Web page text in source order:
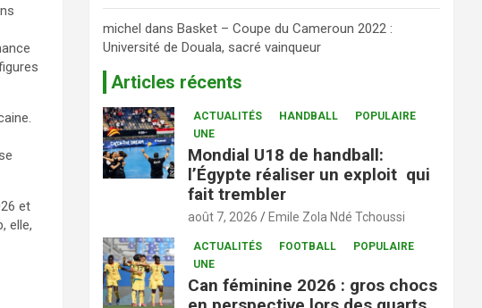
et
elle,
michel dansBasket – Coupe du Cameroun 2022 :
Université de Douala, sacré vainqueur
Articles récents
ACTUALITÉS HANDBALL
POPULAIRE
UNE
Mondial U18 de handball:
l’Égypte réaliser un exploit qui
fait trembler
août 7, 2026 Emile Zola Ndé Tchoussi
ACTUALITÉS FOOTBALL
POPULAIRE
UNE
Can féminine 2026 : gros chocs